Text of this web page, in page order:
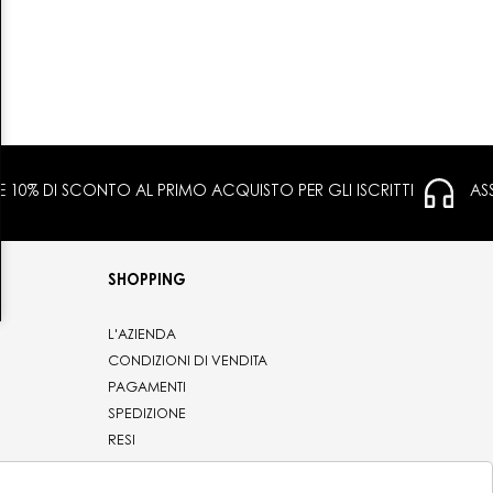
E 10% DI SCONTO AL PRIMO ACQUISTO PER GLI ISCRITTI
SHOPPING
L'AZIENDA
CONDIZIONI DI VENDITA
PAGAMENTI
SPEDIZIONE
RESI